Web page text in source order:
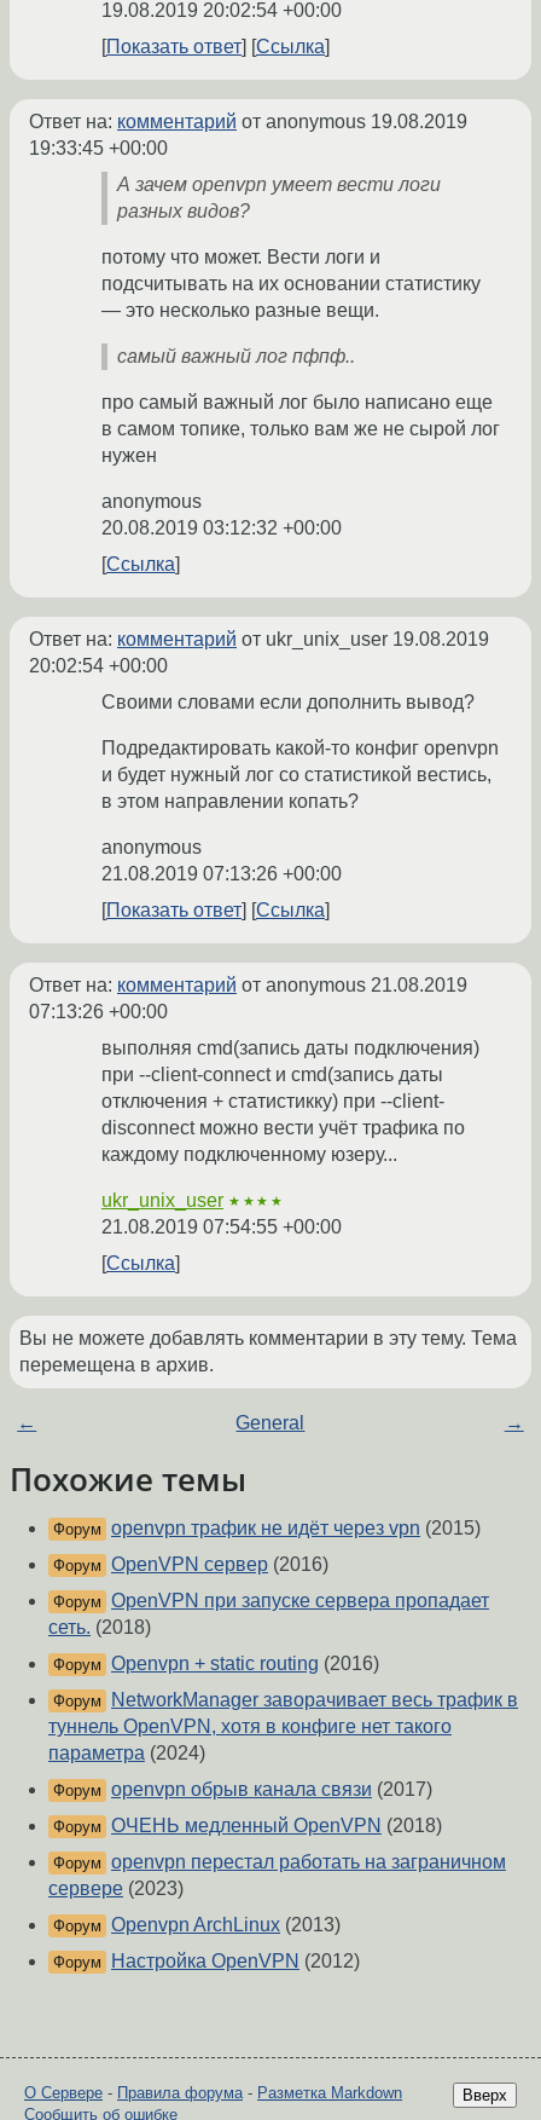
19.08.2019 20:02:54 +00:00
Показать ответ
Ссылка
Ответ на: комментарий от anonymous 19.08.2019
19:33:45 +00:00
А зачем openvpn умеет вести логи
разных видов?
потому что может. Вести логи и
подсчитывать на их основании статистику
— это несколько разные вещи.
самый важный лог пфпф..
про самый важный лог было написано еще
в самом топике, только вам же не сырой лог
нужен
anonymous
20.08.2019 03:12:32 +00:00
Ссылка
Ответ на: комментарий от ukr_unix_user 19.08.2019
20:02:54 +00:00
Своими словами если дополнить вывод?
Подредактировать какой-то конфиг openvpn
и будет нужный лог со статистикой вестись,
в этом направлении копать?
anonymous
21.08.2019 07:13:26 +00:00
Показать ответ
Ссылка
Ответ на: комментарий от anonymous 21.08.2019
07:13:26 +00:00
выполняя cmd(запись даты подключения)
при --client-connect и cmd(запись даты
отключения + статистикку) при --client-
disconnect можно вести учёт трафика по
каждому подключенному юзеру...
ukr_unix_user ★★★★
21.08.2019 07:54:55 +00:00
Ссылка
Вы не можете добавлять комментарии в эту тему. Тема
перемещена в архив.
← General →
Похожие темы
Форум openvpn трафик не идёт через vpn (2015)
Форум OpenVPN сервер (2016)
Форум OpenVPN при запуске сервера пропадает
сеть. (2018)
Форум Openvpn + static routing (2016)
Форум
NetworkManager заворачивает весь трафик в
туннель OpenVPN, хотя в конфиге нет такого
параметра (2024)
Форум openvpn обрыв канала связи (2017)
Форум ОЧЕНЬ медленный OpenVPN (2018)
Форум openvpn перестал работать на заграничном
сервере (2023)
Форум Openvpn ArchLinux (2013)
Форум Настройка OpenVPN (2012)
Вверх
О Сервере - Правила форума- Разметка Markdown
Сообщить об ошибке